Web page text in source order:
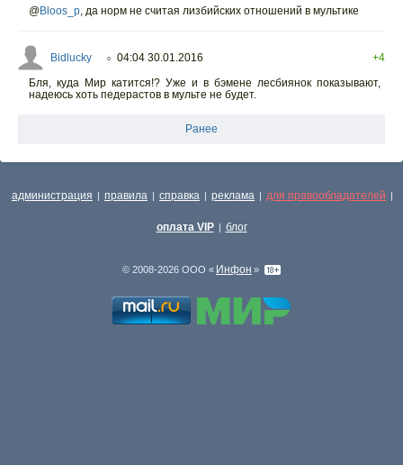
@Bloos_p, да норм не считая лизбийских отношений в мультике
Bidlucky ○ 04:04 30.01.2016
+4
Бля, куда Мир катится!? Уже и в бэмене лесбиянок показывают,
надеюсь хоть педерастов в мульте не будет.
Ранее
администрация | правила | справка | реклама | для правообладателей |
оплата VIP | блог
© 2008-2026 ООО « Инфон »